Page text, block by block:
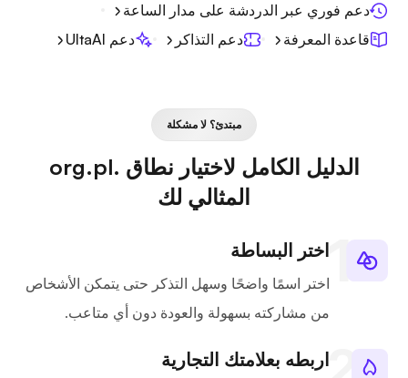
دعم فوري عبر الدردشة على مدار الساعة
قاعدة المعرفة
دعم التذاكر دعم UltaAI
مبتدئ؟ لا مشكلة
الدليل الكامل لاختيار نطاق .org.pl
المثالي لك
اختر البساطة
اختر اسمًا واضحًا وسهل التذكر حتى يتمكن الأشخاص
من مشاركته بسهولة والعودة دون أي متاعب.
اربطه بعلامتك التجارية